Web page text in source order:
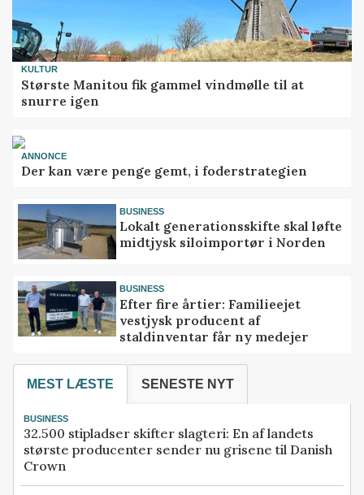
KULTUR
Største Manitou fik gammel vindmølle til at
snurre igen
ANNONCE
Der kan være penge gemt, i foderstrategien
BUSINESS
Lokalt generationsskifte skal løfte
midtjysk siloimportør i Norden
BUSINESS
Efter fire årtier: Familieejet
vestjysk producent af
staldinventar får ny medejer
MEST LÆSTE SENESTE NYT
BUSINESS
32.500 stipladser skifter slagteri: En af landets
største producenter sender nu grisene til Danish
Crown